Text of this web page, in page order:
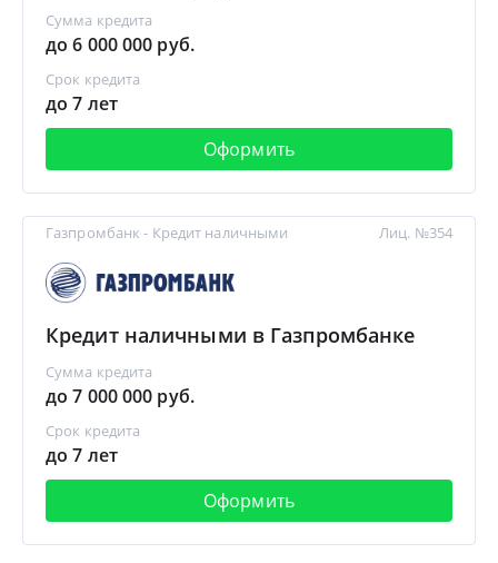
Сумма кредита
до 6 000 000 руб.
Срок кредита
до 7 лет
Оформить
Газпромбанк - Кредит наличными
Кредит наличными в Газпромбанке
Сумма кредита
до 7 000 000 руб.
Срок кредита
до 7 лет
Оформить
Лиц. №354